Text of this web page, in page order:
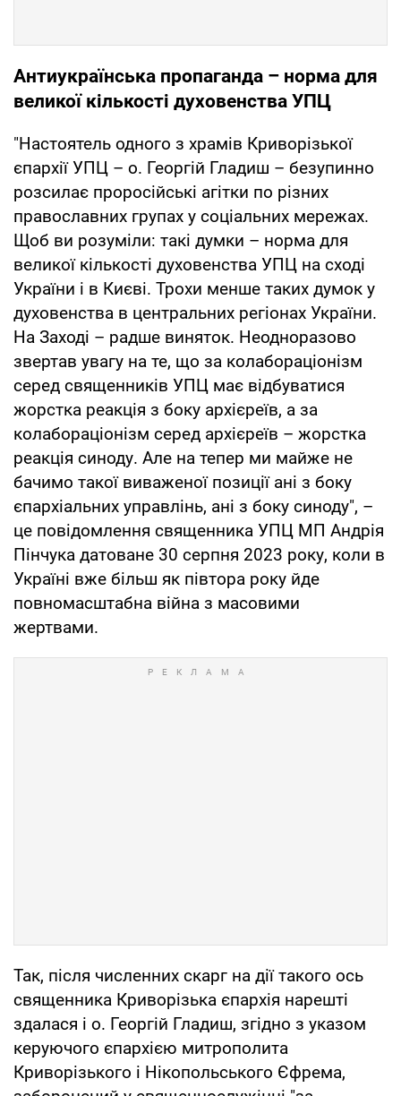
Антиукраїнська пропаганда – норма для
великої кількості духовенства УПЦ
"Настоятель одного з храмів Криворізької
єпархії УПЦ – о. Георгій Гладиш – безупинно
розсилає проросійські агітки по різних
православних групах у соціальних мережах.
Щоб ви розуміли: такі думки – норма для
великої кількості духовенства УПЦ на сході
України і в Києві. Трохи менше таких думок у
духовенства в центральних регіонах України.
На Заході – радше виняток. Неодноразово
звертав увагу на те, що за колабораціонізм
серед священників УПЦ має відбуватися
жорстка реакція з боку архієреїв, а за
колабораціонізм серед архієреїв – жорстка
реакція синоду. Але на тепер ми майже не
бачимо такої виваженої позиції ані з боку
єпархіальних управлінь, ані з боку синоду", –
це повідомлення священника УПЦ МП Андрія
Пінчука датоване 30 серпня 2023 року, коли в
Україні вже більш як півтора року йде
повномасштабна війна з масовими
жертвами.
Так, після численних скарг на дії такого ось
священника Криворізька єпархія нарешті
здалася і о. Георгій Гладиш, згідно з указом
керуючого єпархією митрополита
Криворізького і Нікопольського Єфрема,